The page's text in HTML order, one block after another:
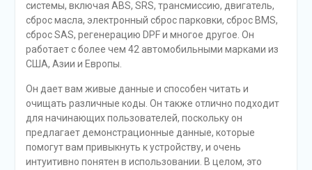
системы, включая ABS, SRS, трансмиссию, двигатель,
сброс масла, электронный сброс парковки, сброс BMS,
сброс SAS, регенерацию DPF и многое другое. Он
работает с более чем 42 автомобильными марками из
США, Азии и Европы.
Он дает вам живые данные и способен читать и
очищать различные коды. Он также отлично подходит
для начинающих пользователей, поскольку он
предлагает демонстрационные данные, которые
помогут вам привыкнуть к устройству, и очень
интуитивно понятен в использовании. В целом, это